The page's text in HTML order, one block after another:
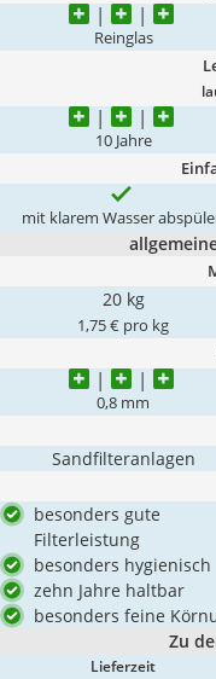
Reinglas
10 Jahre
mit klarem Wasser
20 kg
1,75 € pro kg
0,8 mm
Sandfilteranlagen
besonders gute
Filterleistung
besonders hygienisch
zehn Jahre haltbar
besonders feine
Zu
Lieferzeit